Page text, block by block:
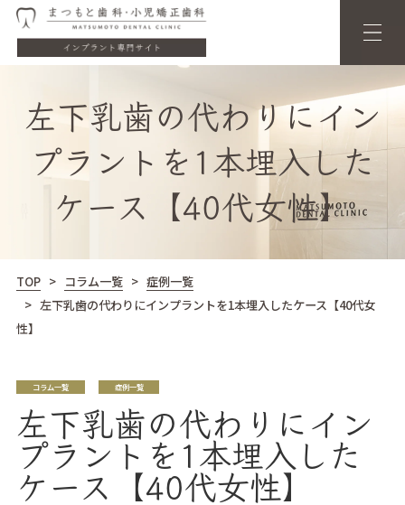
左下乳歯の代わりにイン
プラントを1本埋入した
ケース【40代女性】
TOP コラム一覧
症例一覧
左下乳歯の代わりにインプラントを1本埋入したケース【40代女
性】
コラム一覧 症例一覧
左下乳歯の代わりにイン
プラントを1本埋入した
ケース【40代女性】